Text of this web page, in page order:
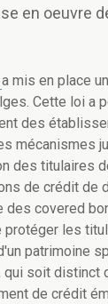
en oeuvre
a mis en place
Cette loi a
des
mécanismes
des titulaires
de crédit de
covered
les
patrimoine
soit distinct
de crédit